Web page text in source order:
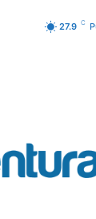
27.9 C